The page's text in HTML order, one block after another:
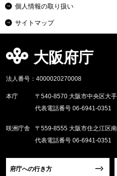
個人情報の取り扱い
サイトマップ
大阪府庁
法人番号：4000020270008
本庁
〒540-8570 大阪市中央区大
代表電話番号 06-6941-0351
咲洲庁舎
〒559-8555 大阪市住之江区
代表電話番号 06-6941-0351
府庁への行き方